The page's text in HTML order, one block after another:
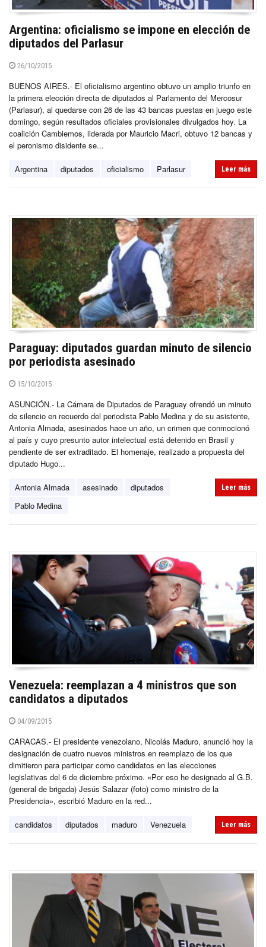
Argentina: oficialismo se impone en elección de
diputados del Parlasur
26/10/2015
BUENOS AIRES.- El oficialismo argentino obtuvo un amplio triunfo en
la primera elección directa de diputados al Parlamento del Mercosur
(Parlasur), al quedarse con 26 de las 43 bancas puestas en juego este
domingo, según resultados oficiales provisionales divulgados hoy. La
coalición Cambiemos, liderada por Mauricio Macri, obtuvo 12 bancas y
el peronismo disidente se...
Argentina diputados oficialismo Parlasur Leer más
Paraguay: diputados guardan minuto de silencio
por periodista asesinado
15/10/2015
ASUNCIÓN.- La Cámara de Diputados de Paraguay ofrendó un minuto
de silencio en recuerdo del periodista Pablo Medina y de su asistente,
Antonia Almada, asesinados hace un año, un crimen que conmocionó
al país y cuyo presunto autor intelectual está detenido en Brasil y
pendiente de ser extraditado. El homenaje, realizado a propuesta del
diputado Hugo...
Antonia Almada asesinado
diputados
Pablo Medina
Leer más
Venezuela: reemplazan a 4 ministros que son
candidatos a diputados
04/09/2015
CARACAS.- El presidente venezolano, Nicolás Maduro, anunció hoy la
designación de cuatro nuevos ministros en reemplazo de los que
dimitieron para participar como candidatos en las elecciones
legislativas del 6 de diciembre próximo. «Por eso he designado al G.B.
(general de brigada) Jesús Salazar (foto) como ministro de la
Presidencia», escribió Maduro en la red...
candidatos diputados maduro Venezuela Leer más